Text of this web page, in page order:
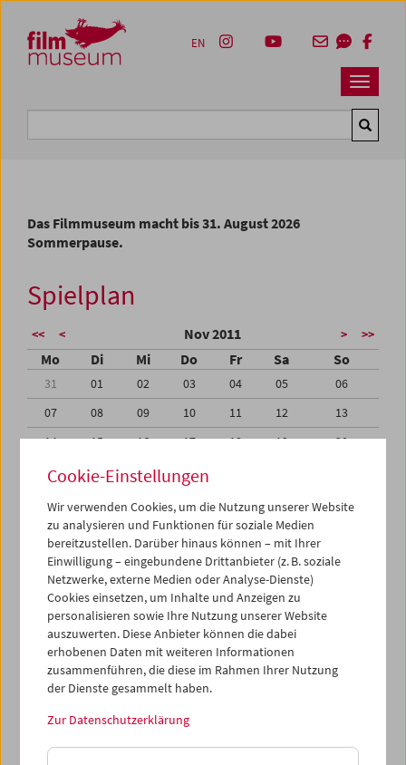
Zum Inhalt
Zum Hauptmenü
Zur Servicenavigation
Zum Suche
Navbar
EN
Das Filmmuseum macht bis 31. August 2026
Sommerpause.
Spielplan
<< < Nov 2011 > >>
Mo Di Mi Do Fr Sa So
31 01 02 03 04 05
06
07
08 09 10 11 12
13
14
15 16 17 18 19
20
21
22 23 24
28
30 02
04
05
06 07 08 09 10
iCalender
Programmheft-PDF
English language or subtitles
< Vorherige Woche
Mo 21.11.
Cookie-Einstellungen
Wir verwenden Cookies, um die Nutzung unserer Website
zu analysieren und Funktionen für soziale Medien
bereitzustellen. Darüber hinaus können – mit Ihrer
Einwilligung – eingebundene Drittanbieter (z. B. soziale
Netzwerke, externe Medien oder Analyse-Dienste)
Cookies einsetzen, um Inhalte und Anzeigen zu
personalisieren sowie Ihre Nutzung unserer Website
auszuwerten. Diese Anbieter können die dabei
erhobenen Daten mit weiteren Informationen
zusammenführen, die diese im Rahmen Ihrer Nutzung
der Dienste gesammelt haben.
Zur Datenschutzerklärung